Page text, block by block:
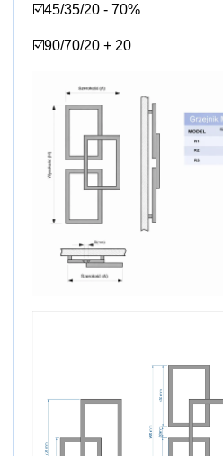
☑️45/35/20 - 70%
☑️90/70/20 + 20